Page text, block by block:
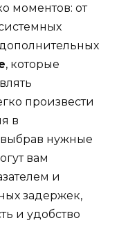
моментов: от
, которые
произвести
в
нужные
вам
и
задержек,
и удобство